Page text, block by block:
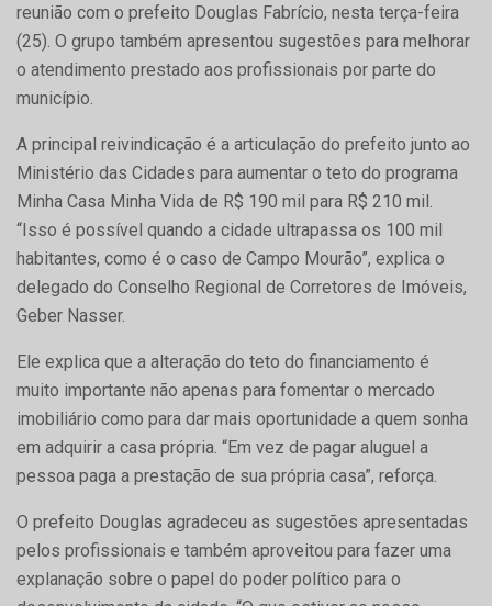
reunião com o prefeito Douglas Fabrício, nesta terça-feira
(25). O grupo também apresentou sugestões para melhorar
o atendimento prestado aos profissionais por parte do
município.
A principal reivindicação é a articulação do prefeito junto ao
Ministério das Cidades para aumentar o teto do programa
Minha Casa Minha Vida de R$ 190 mil para R$ 210 mil.
“Isso é possível quando a cidade ultrapassa os 100 mil
habitantes, como é o caso de Campo Mourão”, explica o
delegado do Conselho Regional de Corretores de Imóveis,
Geber Nasser.
Ele explica que a alteração do teto do financiamento é
muito importante não apenas para fomentar o mercado
imobiliário como para dar mais oportunidade a quem sonha
em adquirir a casa própria. “Em vez de pagar aluguel a
pessoa paga a prestação de sua própria casa”, reforça.
O prefeito Douglas agradeceu as sugestões apresentadas
pelos profissionais e também aproveitou para fazer uma
explanação sobre o papel do poder político para o